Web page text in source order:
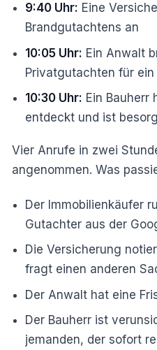
9:40 Uhr: Eine
Brandgutachtens an
10:05 Uhr: Ein Anwalt
Privatgutachten für
10:30 Uhr: Ein Bauherr
entdeckt und ist
Vier Anrufe in zwei
angenommen. Was
Der Immobilienkäufer
Gutachter aus der
Die Versicherung
fragt einen anderen
Der Anwalt hat eine
Der Bauherr ist
jemanden, der sofort